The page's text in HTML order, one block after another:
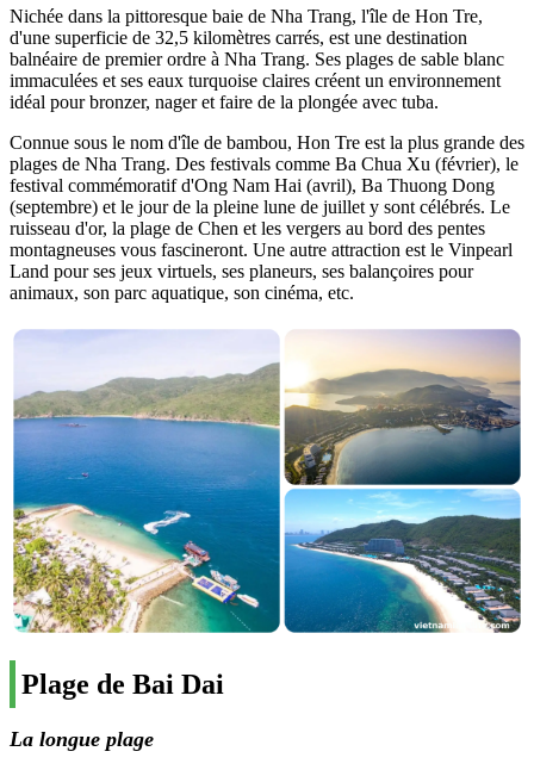
Nichée dans la pittoresque baie de Nha Trang, l'île de Hon Tre,
d'une superficie de 32,5 kilomètres carrés, est une destination
balnéaire de premier ordre à Nha Trang. Ses plages de sable blanc
immaculées et ses eaux turquoise claires créent un environnement
idéal pour bronzer, nager et faire de la plongée avec tuba.
Connue sous le nom d'île de bambou, Hon Tre est la plus grande des
plages de Nha Trang. Des festivals comme Ba Chua Xu (février), le
festival commémoratif d'Ong Nam Hai (avril), Ba Thuong Dong
(septembre) et le jour de la pleine lune de juillet y sont célébrés. Le
ruisseau d'or, la plage de Chen et les vergers au bord des pentes
montagneuses vous fascineront. Une autre attraction est le Vinpearl
Land pour ses jeux virtuels, ses planeurs, ses balançoires pour
animaux, son parc aquatique, son cinéma, etc.
Plage de Bai Dai
La longue plage